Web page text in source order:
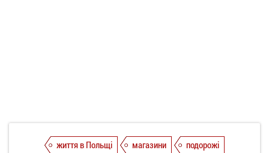
життя в Польщі магазини
подорожі